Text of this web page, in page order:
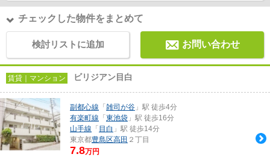
チェックした物件をまとめて
検討リストに追加 お問い合わせ
賃貸｜マンション ビリジアン目白
副都心線 「 雑司が谷 」駅 徒歩4分
有楽町線 「 東池袋 」駅 徒歩16分
山手線 「 目白 」駅 徒歩14分
東京都豊島区高田 ２丁目
7.8万円